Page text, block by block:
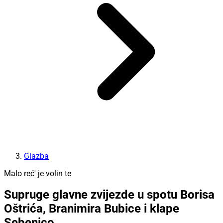
Glazba
Malo reć' je volin te
Supruge glavne zvijezde u spotu Borisa
Oštrića, Branimira Bubice i klape